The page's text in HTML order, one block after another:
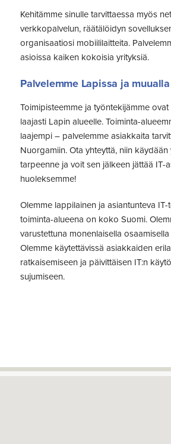
Kehitämme sinulle tarvittaessa myös
verkkopalvelun, räätälöidyn
organisaatiosi mobiililaitteita.
asioissa kaiken kokoisia yrityksiä.
Palvelemme Lapissa ja
Toimipisteemme ja työntekijämme
laajasti Lapin alueelle. Toiminta-
laajempi – palvelemme asiakkaita
Nuorgamiin. Ota yhteyttä, niin
tarpeenne ja voit sen jälkeen jättää IT-
huoleksemme!
Olemme lappilainen ja asiantunteva
toiminta-alueena on koko Suomi.
varustettuna monenlaisella
Olemme käytettävissä asiakkaiden
ratkaisemiseen ja päivittäisen IT:n
sujumiseen.